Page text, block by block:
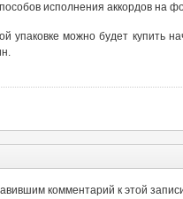
исполнения аккордов на
упаковке можно будет купить
комментарий к этой